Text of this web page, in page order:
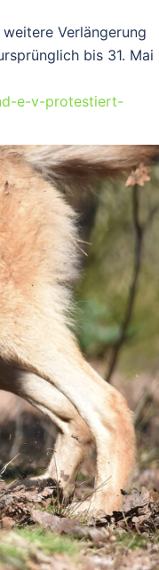
Verlängerung
bis 31. Mai
e-v-protestiert-